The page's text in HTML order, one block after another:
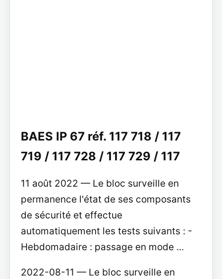
BAES IP 67 réf. 117 718 / 117
719 / 117 728 / 117 729 / 117
11 août 2022 — Le bloc surveille en
permanence l'état de ses composants
de sécurité et effectue
automatiquement les tests suivants : -
Hebdomadaire : passage en mode ...
2022-08-11 — Le bloc surveille en